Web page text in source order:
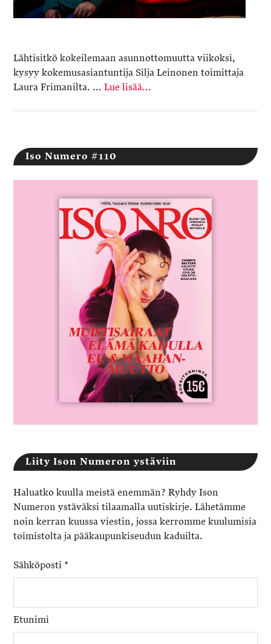
Lähtisitkö kokeilemaan asunnottomuutta viikoksi,
kysyy kokemusasiantuntija Silja Leinonen toimittaja
Laura Frimanilta. ...Lue lisää...
Iso Numero #110
Liity Ison Numeron ystäviin
Haluatko kuulla meistä enemmän? Ryhdy Ison
Numeron ystäväksi tilaamalla uutiskirje. Lähetämme
noin kerran kuussa viestin, jossa kerromme kuulumisia
toimistolta ja pääkaupunkiseudun kaduilta.
Sähköposti *
Etunimi